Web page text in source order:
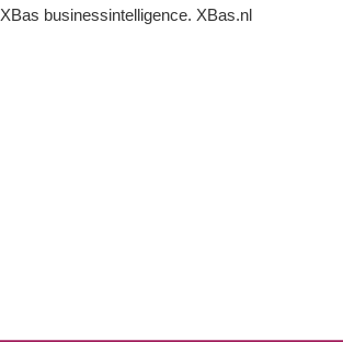
XBas businessintelligence. XBas.nl